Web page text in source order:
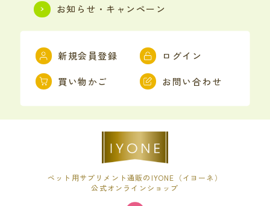
お知らせ・キャンペーン
新規会員登録 ログイン
買い物かご お問い合わせ
ペット用サプリメント通販のIYONE（イヨーネ）
公式オンラインショップ